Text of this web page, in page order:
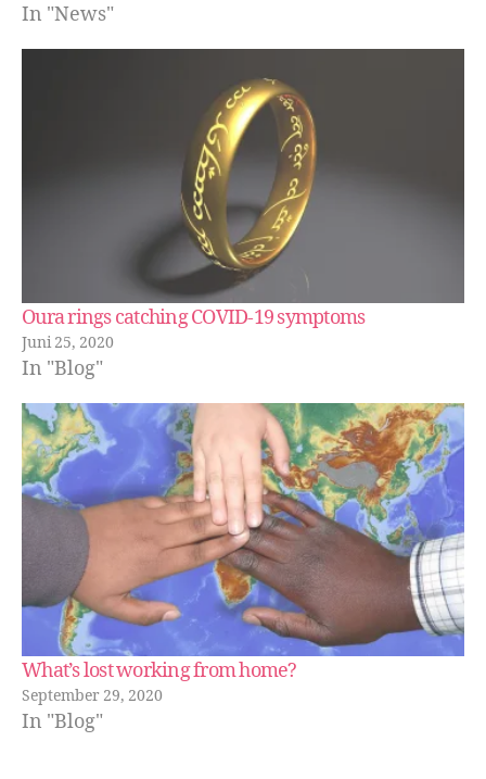
In "News"
Oura rings catching COVID-19 symptoms
Juni 25, 2020
In "Blog"
What’s lost working from home?
September 29, 2020
In "Blog"